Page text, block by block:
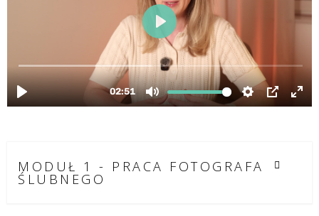
MODUŁ 1 - PRACA FOTOGRAFA
ŚLUBNEGO